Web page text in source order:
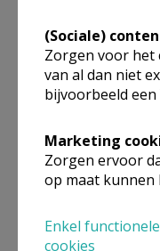
veel voor ons gedaan.
dingetjes, rustig
Vanwege haar
de gehele familie
mevrouw Laekeman
jaar. Wij hebben
(Sociale)
Zorgen voor het
van al dan niet
bijvoorbeeld
Marketing
Zorgen ervoor
op maat kunnen
Enkel functionele
cookies